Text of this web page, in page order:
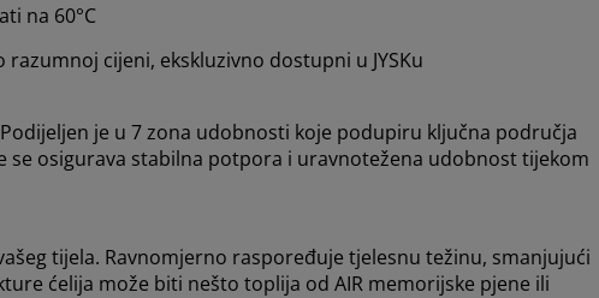
na 60°C
cijeni, ekskluzivno dostupni u JYSKu
je u 7 zona udobnosti koje podupiru ključna područja
se osigurava stabilna potpora i uravnotežena udobnost tijekom
tijela. Ravnomjerno raspoređuje tjelesnu težinu, smanjujući
ćelija može biti nešto toplija od AIR memorijske pjene ili